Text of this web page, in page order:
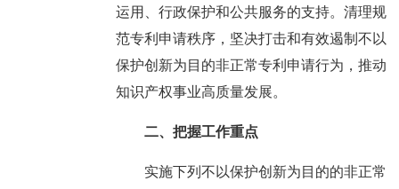
运用、行政保护和公共服务的支持。清理规
范专利申请秩序，坚决打击和有效遏制不以
保护创新为目的非正常专利申请行为，推动
知识产权事业高质量发展。
二、把握工作重点
实施下列不以保护创新为目的的非正常